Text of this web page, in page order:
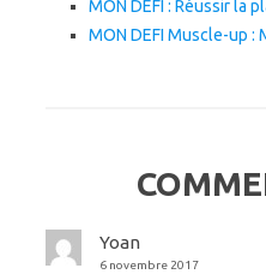
MON DEFI : Réussir la
MON DEFI Muscle-up :
Yoan
6 novembre 2017